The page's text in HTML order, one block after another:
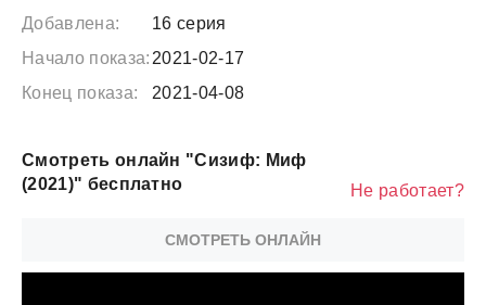
Добавлена:
16 серия
Начало показа: 2021-02-17
Конец показа:
2021-04-08
Смотреть онлайн "Сизиф: Миф
(2021)" бесплатно
СМОТРЕТЬ ОНЛАЙН
Не работает?